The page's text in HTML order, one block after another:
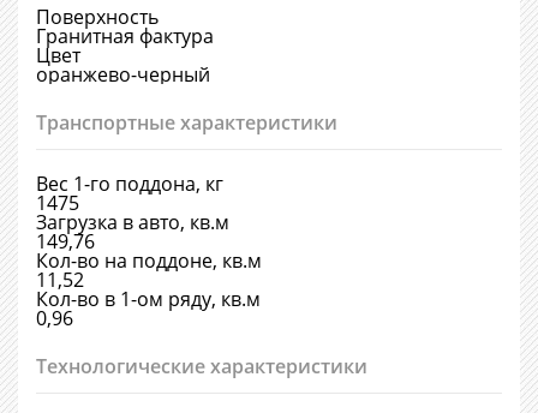
Поверхность
Гранитная фактура
Цвет
оранжево-черный
Транспортные характеристики
Вес 1-го поддона, кг
1475
Загрузка в авто, кв.м
149,76
Кол-во на поддоне, кв.м
11,52
Кол-во в 1-ом ряду, кв.м
0,96
Технологические характеристики